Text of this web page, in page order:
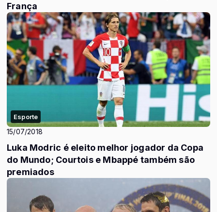
França
Esporte
15/07/2018
Luka Modric é eleito melhor jogador da Copa
do Mundo; Courtois e Mbappé também são
premiados